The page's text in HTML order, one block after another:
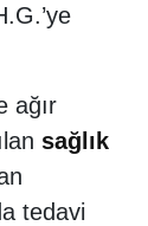
ağır
sağlık
tedavi